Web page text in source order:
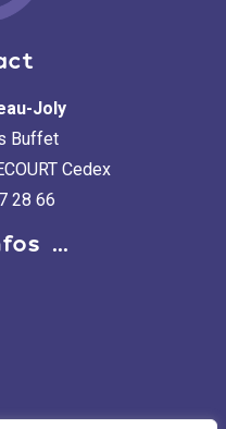
Joly
Buffet
Cedex
28 66
...